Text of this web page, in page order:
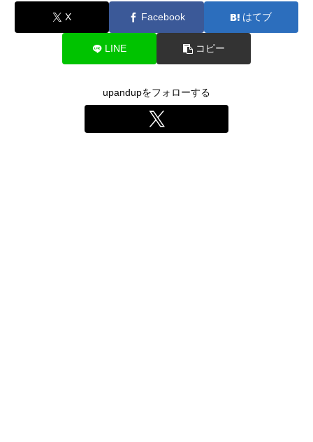
X Facebook はてブ
LINE コピー
upandupをフォローする